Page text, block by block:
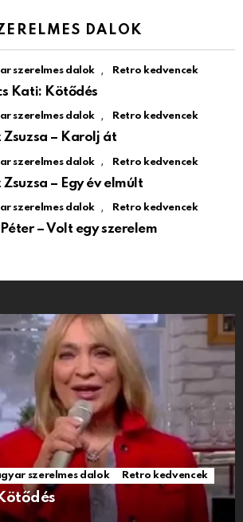
DALOK
szerelmes dalok , Retro kedvencek
Kati: Kötődés
szerelmes dalok , Retro kedvencek
Zsuzsa – Karolj át
szerelmes dalok , Retro kedvencek
Zsuzsa – Egy év elmúlt
szerelmes dalok , Retro kedvencek
– Volt egy szerelem
szerelmes dalok Retro kedvencek